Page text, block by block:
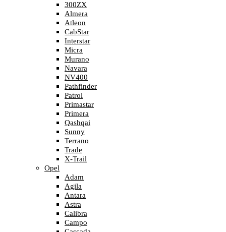
300ZX
Almera
Atleon
CabStar
Interstar
Micra
Murano
Navara
NV400
Pathfinder
Patrol
Primastar
Primera
Qashqai
Sunny
Terrano
Trade
X-Trail
Opel
Adam
Agila
Antara
Astra
Calibra
Campo